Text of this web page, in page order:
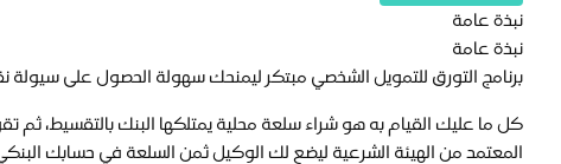
نبذة عامة
نبذة عامة
برنامج التورق للتمويل الشخصي مبتكر ليمنحك سهولة الحصول على سيولة
كل ما عليك القيام به هو شراء سلعة محلية يمتلكها البنك بالتقسيط، ثم
المعتمد من الهيئة الشرعية ليضع لك الوكيل ثمن السلعة في حسابك